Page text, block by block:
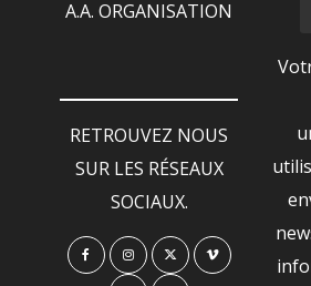
A.A. ORGANISATION
RETROUVEZ NOUS
SUR LES RÉSEAUX
SOCIAUX.